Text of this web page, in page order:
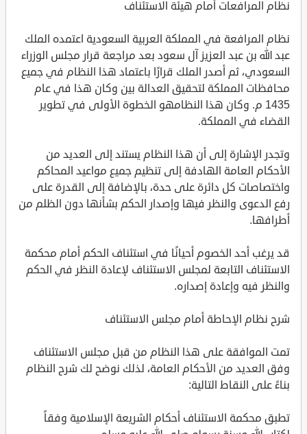
نظام المرافعات أمام هيئة الاستئناف
نظام المرافعة في المملكة العربية السعودية اعتمده الملك
عبد الله بن عبد العزيز آل سعود بعد مراجعة قرار مجلس الوزراء
السعودي، ثم أصدر الملك قرارًا باعتماد هذا النظام في جميع
محافظات المملكة لتحقيق العدالة بين وكان هذا في عام
1435 م. وكان هذا النظامهو الخطوة الأولى في تطوير
القضاء في المملكة.
وتجدر الإشارة إلى أن هذا النظام يستند إلى العديد من
الأحكام العامة الهادفة إلى تنظيم جميع مواعيد المحاكم
واختصاصات كل دائرة على حدة، بالإضافة إلى القدرة على
رفع الدعوى والنظر فيها وإصدار الحكم بشأنها دون الظلم من
أطرافها.
قد يرغب أحد الخصوم أحيانًا في استئناف الحكم أمام محكمة
الاستئناف التابعة لمجلس الاستئناف لإعادة النظر في الحكم
والنظر فيه وإعادة إصداره.
شرح نظام الإحاطة أمام مجلس الاستئناف
تمت الموافقة على هذا النظام من قبل مجلس الاستئناف
وفق العديد من الأحكام العامة، لذلك نوضح لك شرح النظام
بناءً على النقاط التالية:
تطبق محكمة الاستئناف أحكام الشريعة الإسلامية وفقاً